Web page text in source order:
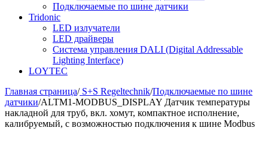
Подключаемые по шине датчики
Tridonic
LED излучатели
LED драйверы
Система управления DALI (Digital Addressable
Lighting Interface)
LOYTEC
Главная страница/S+S Regeltechnik/Подключаемые по шине
датчики/ALTM1-MODBUS_DISPLAY Датчик температуры
накладной для труб, вкл. хомут, компактное исполнение,
калибруемый, с возможностью подключения к шине Modbus